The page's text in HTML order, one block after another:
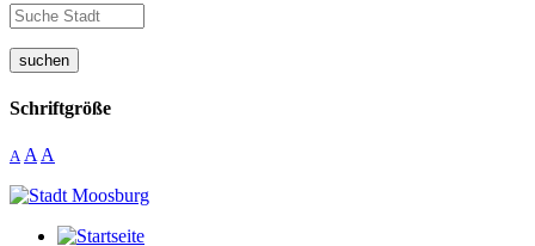
suchen
Schriftgröße
A A A